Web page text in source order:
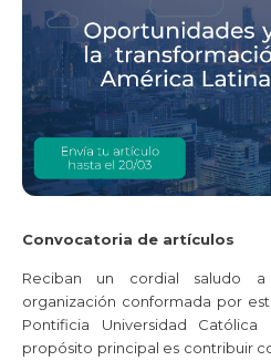
Convocatoria de artículos
Reciban un cordial saludo
organización conformada por
Pontificia Universidad Católica
propósito principal es contribuir